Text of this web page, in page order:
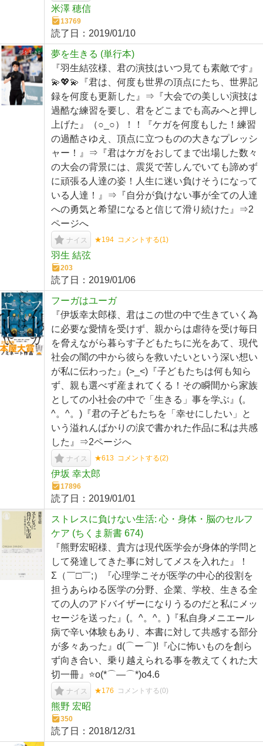
米澤 穂信
13769
読了日： 2019/01/10
夢を生きる (単行本)
『羽生結弦様、君の演技はいつ見ても素敵です』
💫💖💫『君は、何度も世界の頂点にたち、世界記
録を何度も更新した』⇒『大会での美しい演技は
過酷な練習を要し、君をどこまでも高みへと押し
上げた』（○_○）！！『ケガを何度もした！練習
の過酷さゆえ、頂点に立つものの大きなプレッシ
ャー！』⇒『君はケガをおしてまで出場した数々
の大会の背景には、震災で苦しんでいても諦めず
に頑張る人達の姿！人生に迷い負けそうになって
いる人達！』⇒『自分が負けない事が全ての人達
への勇気と希望になると信じて滑り続けた』⇒2
ページへ
ナイス ★194 コメントする(1)
羽生 結弦
203
読了日： 2019/01/06
フーガはユーガ
『伊坂幸太郎様、君はこの世の中で生きていく為
に必要な愛情を受けず、親からは虐待を受け毎日
を脅えながら暮らす子どもたちに光をあて、現代
社会の闇の中から彼らを救いたいという深い想い
が私に伝わった』(>_<)『子どもたちは何も知ら
ず、親も選べず産まれてくる！その瞬間から家族
としての小社会の中で「生きる」事を学ぶ』(。
^。^。)『君の子どもたちを「幸せにしたい」と
いう溢れんばかりの涙で書かれた作品に私は共感
した』⇒2ページへ
ナイス ★613 コメントする(2)
伊坂 幸太郎
17896
読了日： 2019/01/01
ストレスに負けない生活: 心・身体・脳のセルフ
ケア (ちくま新書 674)
『熊野宏昭様、貴方は現代医学会が身体的学問と
して発達してきた事に対してメスを入れた』！
Σ（￣□￣;）『心理学こそが医学の中心的役割を
担うあらゆる医学の分野、企業、学校、生きる全
ての人のアドバイザーになりうるのだと私にメッ
セージを送った』(。^。^。)『私自身メニエール
病で辛い体験もあり、本書に対して共感する部分
が多々あった』d(⌒ー⌒)!『心に怖いものを創ら
ず向き合い、乗り越えられる事を教えてくれた大
切一冊』⭐️o(*⌒―⌒*)o4.6
ナイス ★176 コメントする(0)
熊野 宏昭
350
読了日： 2018/12/31